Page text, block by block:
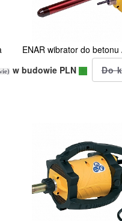
ENAR wibrator do betonu
w budowie PLN